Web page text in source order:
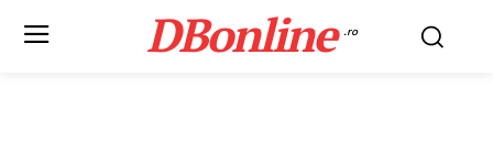
DBonline .ro